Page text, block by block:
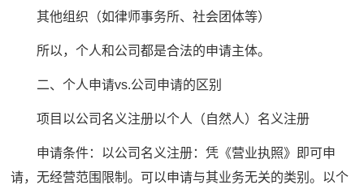
其他组织（如律师事务所、社会团体等）
所以，个人和公司都是合法的申请主体。
二、个人申请vs.公司申请的区别
项目以公司名义注册以个人（自然人）名义注册
申请条件：以公司名义注册：凭《营业执照》即可申
请，无经营范围限制。可以申请与其业务无关的类别。以个